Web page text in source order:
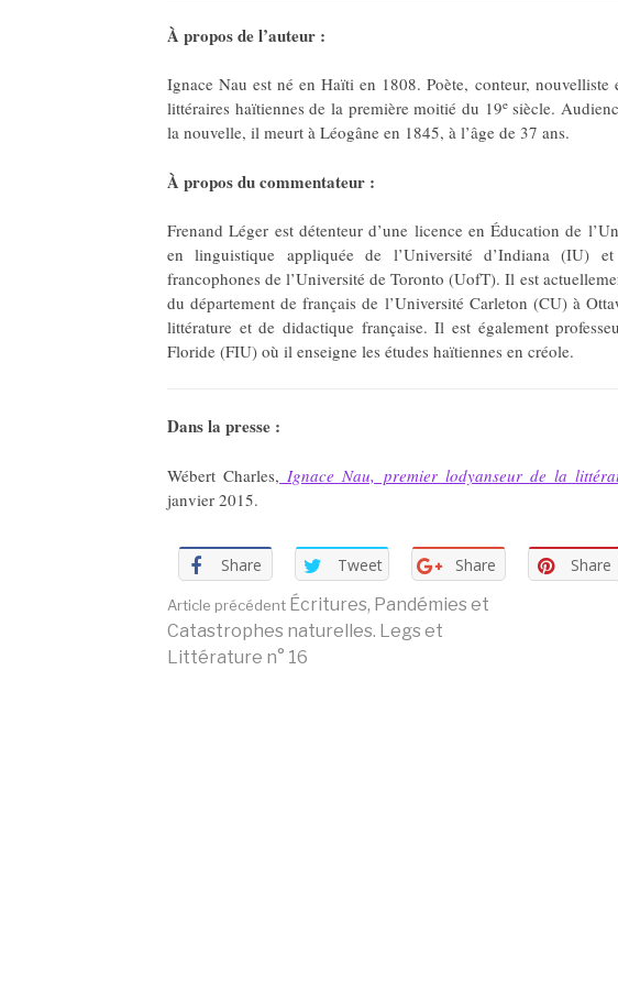
À propos de l’auteur :
Ignace Nau est né en Haïti en 1808. Poète, conteur,
littéraires haïtiennes de la première moitié du 19esiècle.
la nouvelle, il meurt à Léogâne en 1845, à l’âge de 37 ans.
À propos du commentateur :
Frenand Léger est détenteur d’une licence en Éducation de
en linguistique appliquée de l’Université d’Indiana (IU)
francophones de l’Université de Toronto (UofT). Il est
du département de français de l’Université Carleton (CU) à
littérature et de didactique française. Il est également
Floride (FIU) où il enseigne les études haïtiennes en créole.
Dans la presse :
Wébert Charles, Ignace Nau, premier lodyanseur de la
janvier 2015.
Share Tweet Share Share
Lire
Article précédent Écritures, Pandémies et
Catastrophes naturelles. Legs et
Littérature n° 16